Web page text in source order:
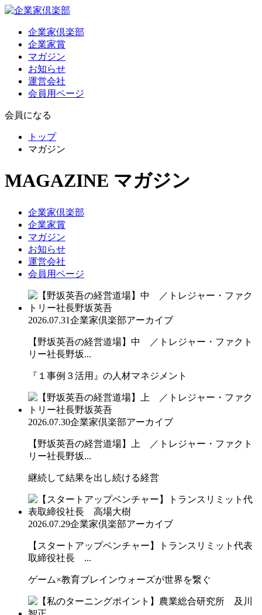
企業家倶楽部
企業家賞
マガジン
お知らせ
運営会社
会員用ページ
会員になる
トップ
マガジン
MAGAZINE マガジン
企業家倶楽部
企業家賞
マガジン
お知らせ
運営会社
会員用ページ
2026.07.31企業家倶楽部アーカイブ
【野坂英吾の経営道場】中 ／トレジャー・ファクト
リー社長野坂...
『１事例３活用』の人材マネジメント
2026.07.30企業家倶楽部アーカイブ
【野坂英吾の経営道場】上 ／トレジャー・ファクト
リー社長野坂...
継続して結果を出し続ける経営
2026.07.29企業家倶楽部アーカイブ
【スタートアップベンチャー】トランスリミット代表
取締役社長 ...
ゲーム×教育ブレインウォーズが世界を繋ぐ